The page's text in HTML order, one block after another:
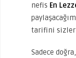
nefis En
tarifini sizler
Sadece